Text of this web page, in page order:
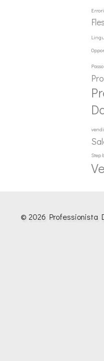
Errori
Passo
Step
© 2026 Professionista